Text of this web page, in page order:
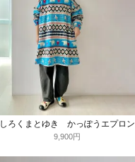
しろくまとゆき かっぽうエプロン
9,900円